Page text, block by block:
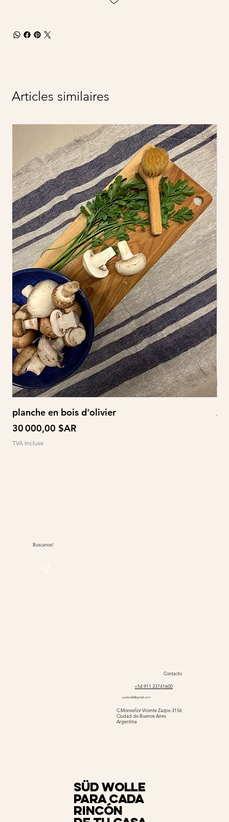
Articles similaires
planche en bois d'olivier
Prix
30 000,00 $AR
TVA Incluse
À
Buscanos!
Süd Wolle
para cada
rincón
Contacto
+54 911 33741600
sudwolle@gmail.com
C.Monseñor Vicente Zazpe 3156
Ciudad de Buenos Aires
Argentina